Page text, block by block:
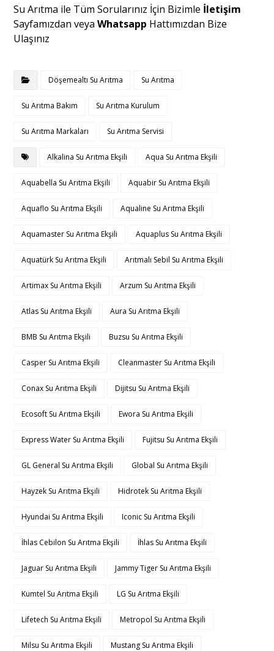
Su Arıtma ile Tüm Sorularınız İçin Bizimle İletişim
Sayfamızdan veyaWhatsapp Hattımızdan Bize
Ulaşınız
Döşemealtı Su Arıtma Su Arıtma
Su Arıtma Bakım Su Arıtma Kurulum
Su Arıtma Markaları Su Arıtma Servisi
Alkalina Su Arıtma Ekşili Aqua Su Arıtma Ekşili
Aquabella Su Arıtma Ekşili Aquabir Su Arıtma Ekşili
Aquaflo Su Arıtma Ekşili Aqualine Su Arıtma Ekşili
Aquamaster Su Arıtma Ekşili Aquaplus Su Arıtma Ekşili
Aquatürk Su Arıtma Ekşili Arıtmalı Sebil Su Arıtma Ekşili
Artimax Su Arıtma Ekşili Arzum Su Arıtma Ekşili
Atlas Su Arıtma Ekşili Aura Su Arıtma Ekşili
BMB Su Arıtma Ekşili Buzsu Su Arıtma Ekşili
Casper Su Arıtma Ekşili Cleanmaster Su Arıtma Ekşili
Conax Su Arıtma Ekşili Dijitsu Su Arıtma Ekşili
Ecosoft Su Arıtma Ekşili Ewora Su Arıtma Ekşili
Express Water Su Arıtma Ekşili Fujitsu Su Arıtma Ekşili
GL General Su Arıtma Ekşili Global Su Arıtma Ekşili
Hayzek Su Arıtma Ekşili Hidrotek Su Arıtma Ekşili
Hyundai Su Arıtma Ekşili Iconic Su Arıtma Ekşili
İhlas Cebilon Su Arıtma Ekşili İhlas Su Arıtma Ekşili
Jaguar Su Arıtma Ekşili Jammy Tiger Su Arıtma Ekşili
Kumtel Su Arıtma Ekşili LG Su Arıtma Ekşili
Lifetech Su Arıtma Ekşili Metropol Su Arıtma Ekşili
Milsu Su Arıtma Ekşili Mustang Su Arıtma Ekşili